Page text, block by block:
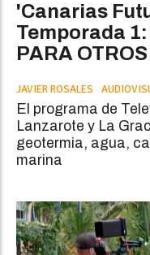
'Canarias
Temporada
PARA
JAVIER ROSALES
El programa de
Lanzarote y La
geotermia, agua,
marina